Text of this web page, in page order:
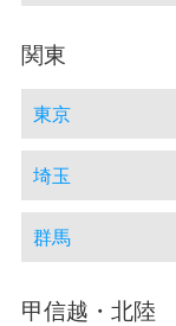
関東
東京
埼玉
群馬
甲信越・北陸